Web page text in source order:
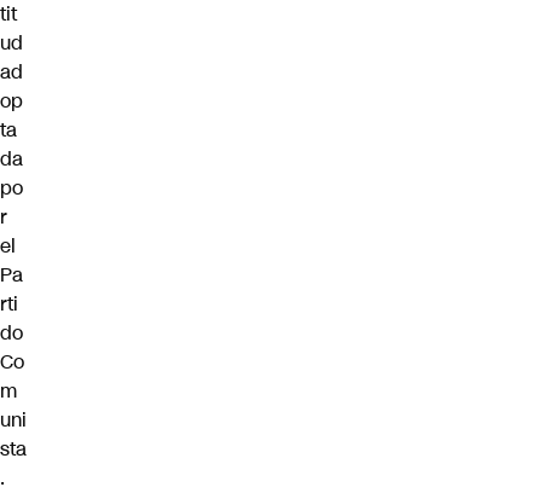
tit
ud
ad
op
ta
da
po
r
el
Pa
rti
do
Co
m
uni
sta
.